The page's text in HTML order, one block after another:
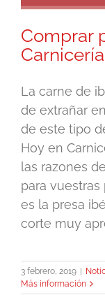
Comprar
La carne de
de extrañar
de este tipo
Hoy en
las razones
para vuestras
es la presa
corte muy
3 febrero, 2019
Más información